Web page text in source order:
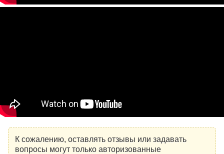
К сожалению, оставлять отзывы или задавать
вопросы могут только авторизованные